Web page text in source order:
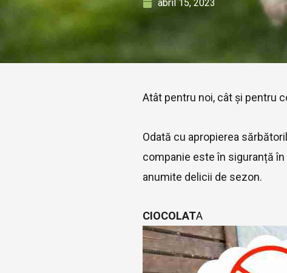
abril 15, 2023
Atât pentru noi, cât și pentru
Odată cu apropierea
companie este în siguranță
anumite delicii de sezon.
CIOCOLATA